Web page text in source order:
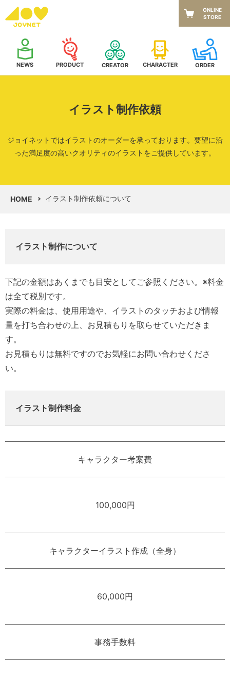
NEWS PRODUCT CREATOR CHARACTER ORDER
ONLINE
STORE
イラスト制作依頼
ジョイネットではイラストのオーダーを承っております。 要望に沿
った満足度の高いクオリティのイラストをご提供しています。
HOME イラスト制作依頼について
イラスト制作について
下記の金額はあくまでも目安としてご参照ください。※料金
は全て税別です。
実際の料金は、使用用途や、イラストのタッチおよび情報
量を打ち合わせの上、お見積もりを取らせていただきま
す。
お見積もりは無料ですのでお気軽にお問い合わせくださ
い。
イラスト制作料金
キャラクター考案費
100,000円
キャラクターイラスト作成（全身）
60,000円
事務手数料